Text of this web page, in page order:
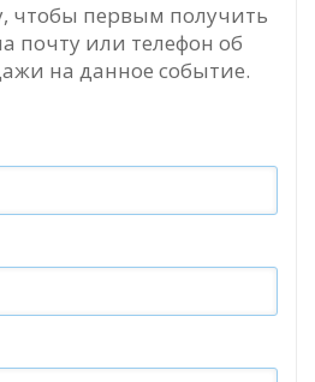
чтобы первым получить
почту или телефон об
на данное событие.